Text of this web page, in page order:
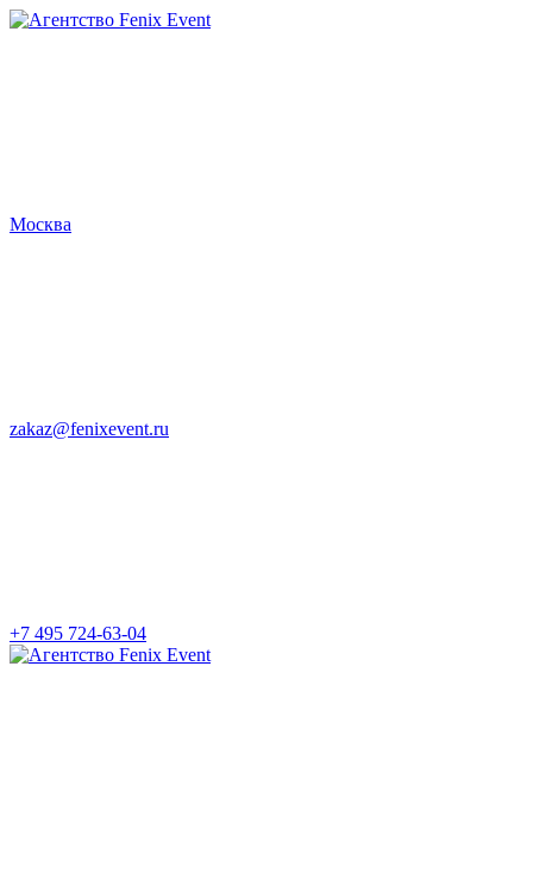
Агентство
Москва
zakaz@fenixevent.ru
+7 495 724-63-04
Агентство